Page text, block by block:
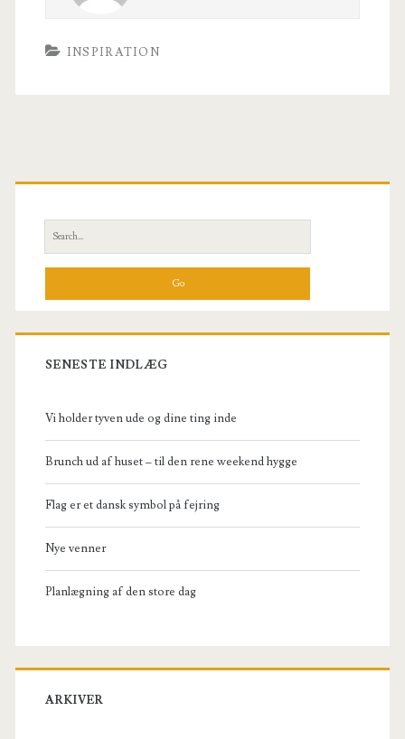
INSPIRATION
Primary
Sidebar
Search
for:
SENESTE INDLÆG
Vi holder tyven ude og dine ting inde
Brunch ud af huset – til den rene weekend hygge
Flag er et dansk symbol på fejring
Nye venner
Planlægning af den store dag
ARKIVER